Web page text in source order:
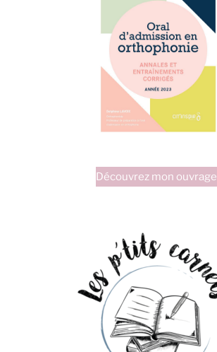
Découvrez mon ouvrage